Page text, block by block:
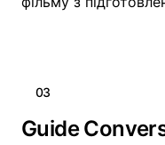
03
Guide